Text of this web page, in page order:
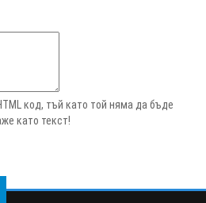
код, тъй като той няма да бъде
като текст!